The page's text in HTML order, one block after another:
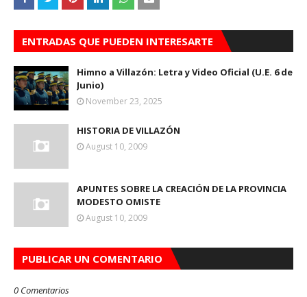
ENTRADAS QUE PUEDEN INTERESARTE
Himno a Villazón: Letra y Video Oficial (U.E. 6 de
Junio)
November 23, 2025
HISTORIA DE VILLAZÓN
August 10, 2009
APUNTES SOBRE LA CREACIÓN DE LA PROVINCIA
MODESTO OMISTE
August 10, 2009
PUBLICAR UN COMENTARIO
0 Comentarios